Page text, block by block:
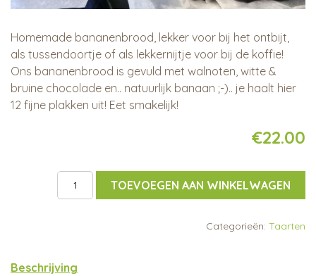
Beschrijving
Homemade bananenbrood, lekker voor bij het ontbijt,
als tussendoortje of als lekkernijtje voor bij de koffie!
Ons bananenbrood is gevuld met walnoten, witte &
bruine chocolade en.. natuurlijk banaan ;-).. je haalt hier
12 fijne plakken uit! Eet smakelijk!
€22.00
TOEVOEGEN AAN WINKELWAGEN
Categorieën: Taarten